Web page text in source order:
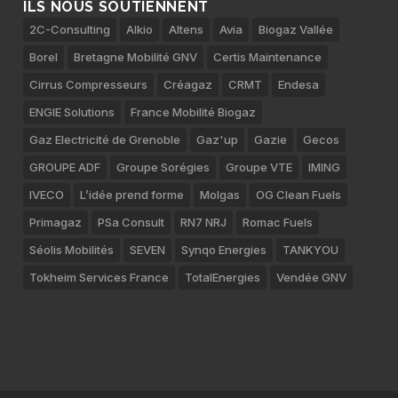
ILS NOUS SOUTIENNENT
2C-Consulting Alkio Altens Avia
Biogaz Vallée
Borel
Bretagne Mobilité GNV
Certis Maintenance
Cirrus Compresseurs
Créagaz CRMT
Endesa
ENGIE Solutions
France Mobilité Biogaz
Gaz Electricité de Grenoble
Gaz'up Gazie
Gecos
GROUPE ADF
Groupe Sorégies Groupe VTE
IMING
IVECO
L’idée prend forme Molgas
OG Clean Fuels
Primagaz
PSa Consult RN7 NRJ
Romac Fuels
Séolis Mobilités
SEVEN Synqo Energies
TANKYOU
Tokheim Services France
TotalEnergies Vendée GNV